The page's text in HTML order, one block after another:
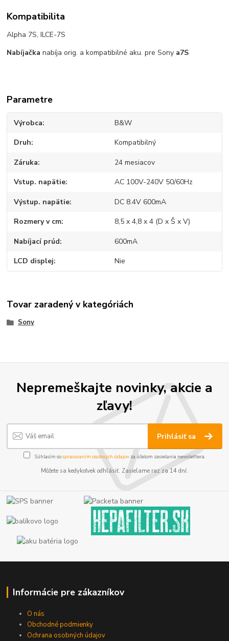
Kompatibilita
Alpha 7S, ILCE-7S
Nabíjačka nabíja orig. a kompatibilné aku. pre Sony a7S
Parametre
Výrobca B&W
Druh Kompatibilný
Záruka 24 mesiacov
Vstup. napätie AC 100V-240V 50/60Hz
Výstup. napätie DC 8.4V 600mA
Rozmery v cm 8,5 x 4,8 x 4 (D x Š x V)
Nabíjací prúd 600mA
LCD displej Nie
Tovar zaradený v kategóriách
Sony
Nepremeškajte novinky, akcie a
zľavy!
Prihlásiť sa
Súhlasím sospracovaním osobných údajov za účelom zasielania newslettera.
Môžete sa kedykoľvek odhlásiť. Zasielame raz za 14 dní.
Informácie pre zákazníkov
O nás
Obchodné podmienky
Ochrana osobných údajov